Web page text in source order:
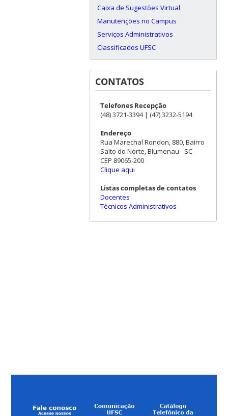
Caixa de Sugestões Virtual
Manutenções no Campus
Serviços Administrativos
Classificados UFSC
CONTATOS
Telefones Recepção
(48) 3721-3394 | (47) 3232-5194
Endereço
Rua Marechal Rondon, 880, Bairro
Salto do Norte, Blumenau - SC
CEP 89065-200
Clique aqui
Listas completas de contatos
Docentes
Técnicos Administrativos